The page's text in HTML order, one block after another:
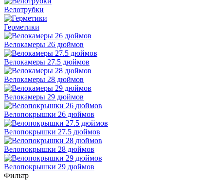
Велотрубки
Герметики
Велокамеры 26 дюймов
Велокамеры 27.5 дюймов
Велокамеры 28 дюймов
Велокамеры 29 дюймов
Велопокрышки 26 дюймов
Велопокрышки 27.5 дюймов
Велопокрышки 28 дюймов
Велопокрышки 29 дюймов
Фильтр